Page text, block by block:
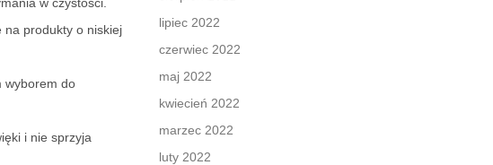
na produkty o niskiej
wyborem do
i nie sprzyja
lipiec 2022
czerwiec 2022
maj 2022
kwiecień 2022
marzec 2022
luty 2022